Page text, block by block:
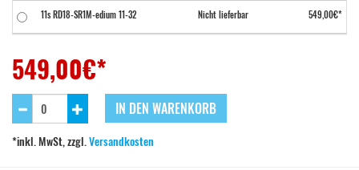
11s RD18-SR1M-edium 11-32 Nicht lieferbar 549,00€*
549,00€*
IN DEN WARENKORB
*inkl. MwSt, zzgl.Versandkosten